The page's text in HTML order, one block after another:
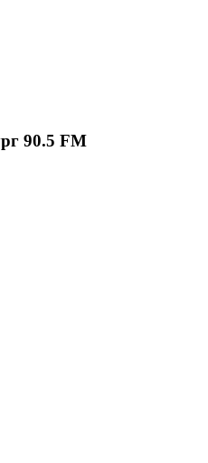
90.5 FM